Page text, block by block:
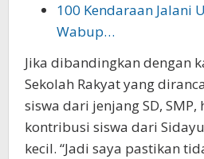
100 Kendaraan Jalani
Wabup…
Jika dibandingkan dengan
Sekolah Rakyat yang
siswa dari jenjang SD, SMP,
kontribusi siswa dari
kecil. “Jadi saya pastikan